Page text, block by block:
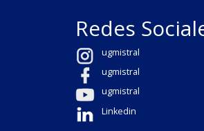
Redes
ugmistral
ugmistral
ugmistral
Linkedin